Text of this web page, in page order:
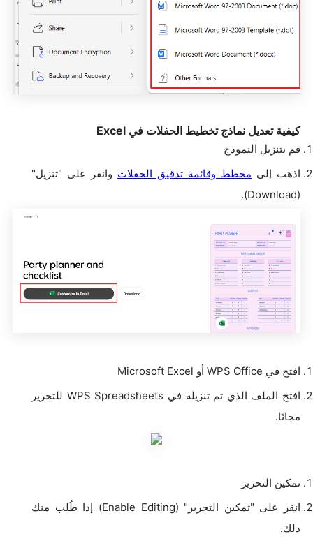
كيفية تعديل نماذج تخطيط الحفلات في Excel
قم بتنزيل النموذج
اذهب إلى مخطط وقائمة تدقيق الحفلات وانقر على "تنزيل"
(Download).
افتح في WPS Office أو Microsoft Excel
افتح الملف الذي تم تنزيله في WPS Spreadsheets للتحرير
مجانًا.
تمكين التحرير
انقر على "تمكين التحرير" (Enable Editing) إذا طُلب منك
ذلك.